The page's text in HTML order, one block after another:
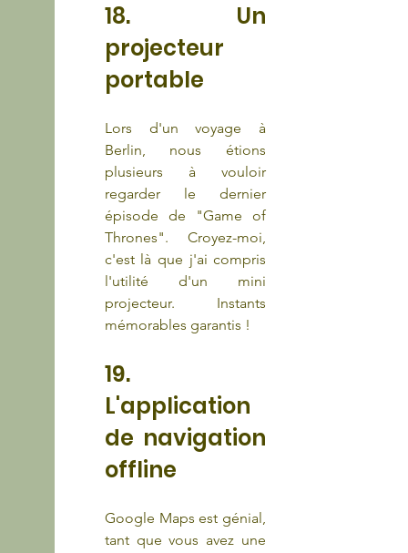
18. Un
projecteur
portable
Lors d'un voyage à
Berlin, nous étions
plusieurs à vouloir
regarder le dernier
épisode de "Game of
Thrones". Croyez-moi,
c'est là que j'ai compris
l'utilité d'un mini
projecteur. Instants
mémorables garantis !
19.
L'application
de navigation
offline
Google Maps est génial,
tant que vous avez une